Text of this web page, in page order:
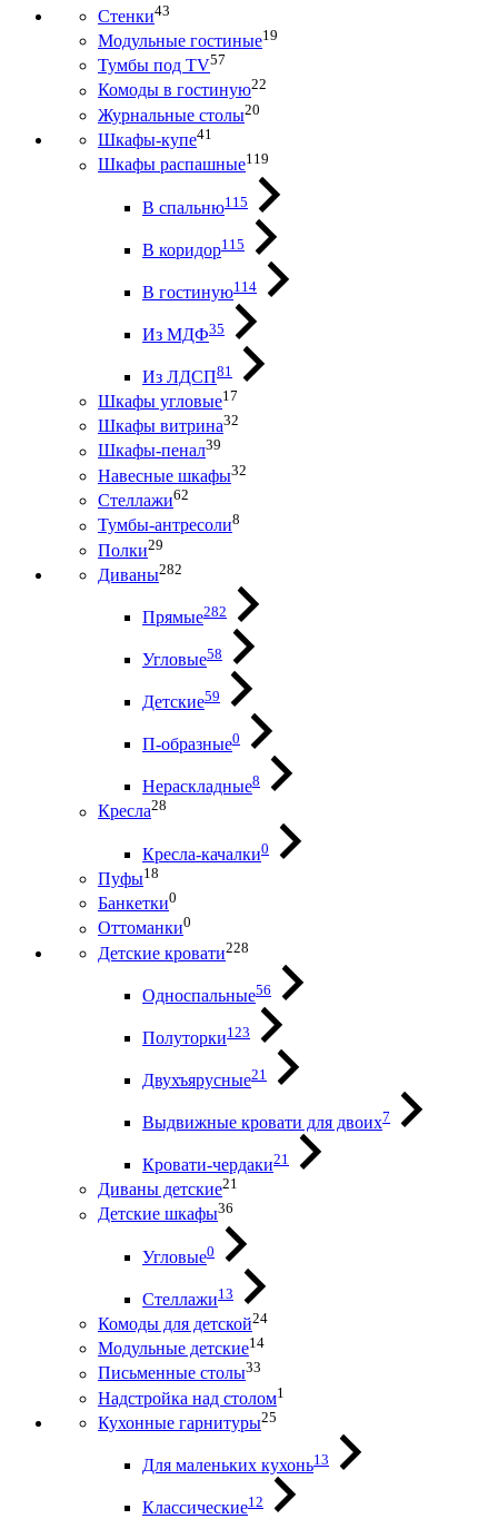
Стенки43
Модульные гостиные19
Тумбы под ТV57
Комоды в гостиную22
Журнальные столы20
Шкафы-купе41
Шкафы распашные119
В спальню115
В коридор115
В гостиную114
Из МДФ35
Из ЛДСП81
Шкафы угловые17
Шкафы витрина32
Шкафы-пенал39
Навесные шкафы32
Стеллажи62
Тумбы-антресоли8
Полки29
Диваны282
Прямые282
Угловые58
Детские59
П-образные0
Нераскладные8
Кресла28
Кресла-качалки0
Пуфы18
Банкетки0
Оттоманки0
Детские кровати228
Односпальные56
Полуторки123
Двухъярусные21
Выдвижные кровати для двоих7
Кровати-чердаки21
Диваны детские21
Детские шкафы36
Угловые0
Стеллажи13
Комоды для детской24
Модульные детские14
Письменные столы33
Надстройка над столом1
Кухонные гарнитуры25
Для маленьких кухонь13
Классические12